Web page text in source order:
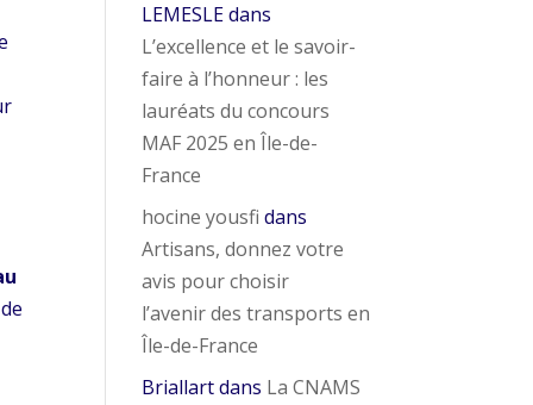
LEMESLEdans
L’excellence et le savoir-
faire à l’honneur : les
lauréats du concours
MAF 2025 en Île-de-
France
hocine yousfi dans
Artisans, donnez votre
avis pour choisir
l’avenir des transports en
Île-de-France
Briallartdans La CNAMS